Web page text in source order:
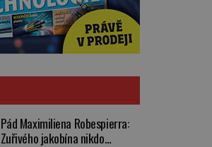
Pád Maximiliena Robespierra:
Zuřivého jakobína nikdo